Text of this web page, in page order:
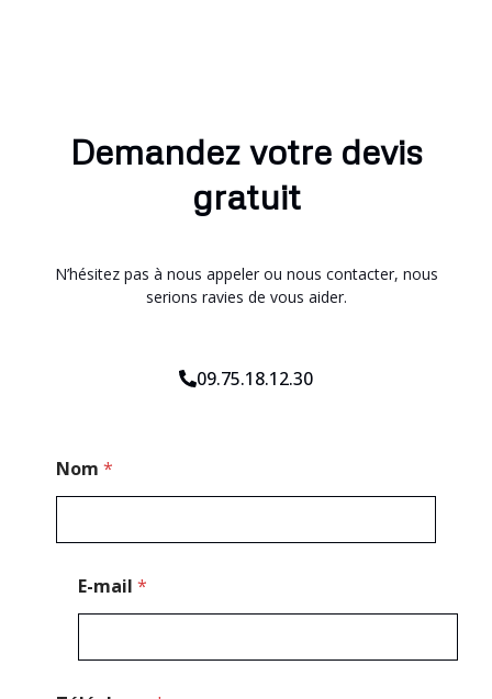
Demandez votre devis
gratuit
N’hésitez pas à nous appeler ou nous contacter, nous
serions ravies de vous aider.
09.75.18.12.30
E
-
Nom *
E-mail *